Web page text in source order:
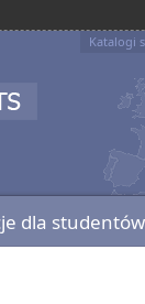
Katalogi
dla studentów